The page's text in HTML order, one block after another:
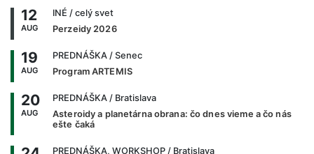
12
AUG
INÉ / celý svet
Perzeidy 2026
19
AUG
PREDNÁŠKA / Senec
Program ARTEMIS
20
AUG
PREDNÁŠKA / Bratislava
Asteroidy a planetárna obrana: čo dnes vieme a čo nás
ešte čaká
PREDNÁŠKA, WORKSHOP / Bratislava